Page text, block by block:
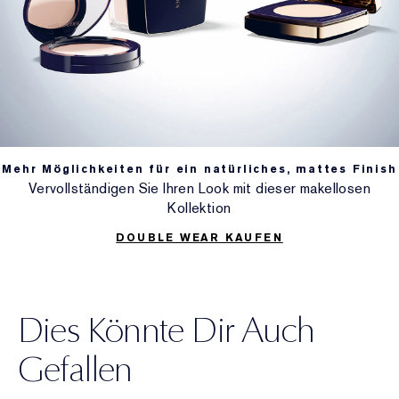
Mehr Möglichkeiten für ein natürliches, mattes Finish
Vervollständigen Sie Ihren Look mit dieser makellosen
Kollektion
DOUBLE WEAR KAUFEN
Dies Könnte Dir Auch
Gefallen